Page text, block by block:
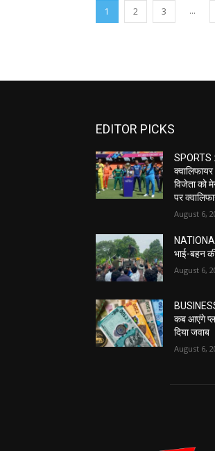
1 2 3 ...
EDITOR PICKS
SPORTS
विजेता को
पर
August 6,
भाई-बहन
August 6,
कब आएंगे
दिया जवाब
August 6,